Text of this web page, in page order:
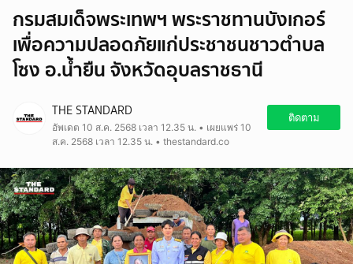
กรมสมเด็จพระเทพฯ พระราชทานบังเกอร์
เพื่อความปลอดภัยแก่ประชาชนชาวตำบล
โซง อ.น้ำยืน จังหวัดอุบลราชธานี
THE STANDARD
อัพเดต 10 ส.ค. 2568 เวลา 12.35 น. • เผยแพร่ 10
ส.ค. 2568 เวลา 12.35 น. • thestandard.co
ติดตาม